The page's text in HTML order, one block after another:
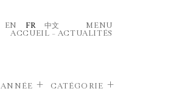
EN FR 中文
MENU
ACCUEIL – ACTUALITÉS
ANNÉE CATÉGORIE